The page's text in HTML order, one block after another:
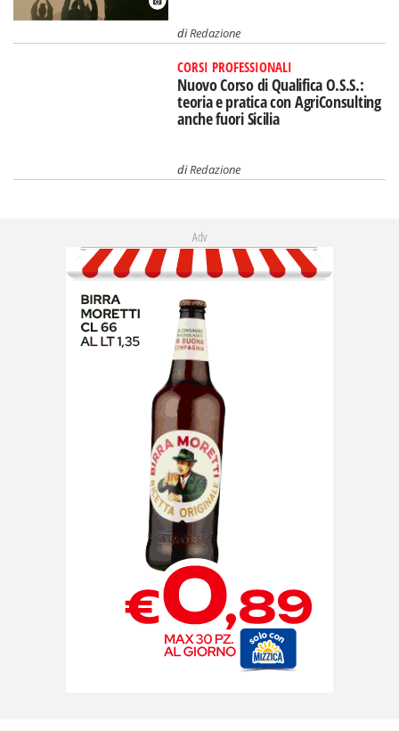
diRedazione
CORSI PROFESSIONALI
Nuovo Corso di Qualifica O.S.S.:
teoria e pratica con AgriConsulting
anche fuori Sicilia
diRedazione
Adv